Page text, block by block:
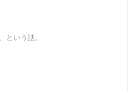
という話。